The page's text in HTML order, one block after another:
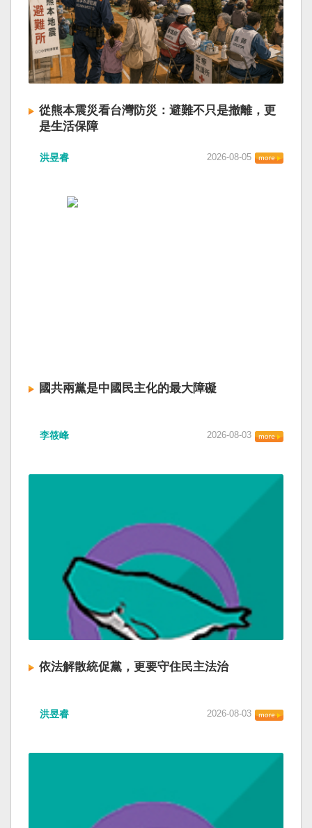
從熊本震災看台灣防災：避難不只是撤離，更
是生活保障
洪昱睿 2026-08-05
國共兩黨是中國民主化的最大障礙
李筱峰 2026-08-03
依法解散統促黨，更要守住民主法治
洪昱睿 2026-08-03